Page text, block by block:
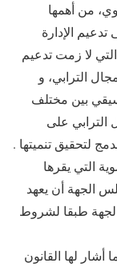
من أهمها
تدعيم الإدارة
لا زمت تدعيم
الترابي، و
بين مختلف
الترابي على
لتحقيق تنميتها .
التي يقرها
الجهة أن يعهد
طبقا لشروط
أشار لها القانون